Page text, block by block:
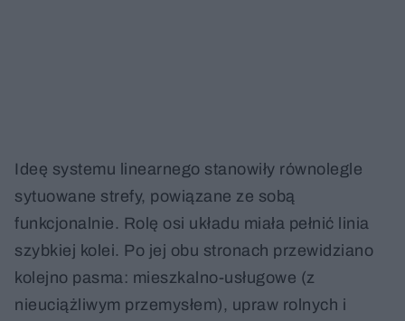
Ideę systemu linearnego stanowiły równolegle
sytuowane strefy, powiązane ze sobą
funkcjonalnie. Rolę osi układu miała pełnić linia
szybkiej kolei. Po jej obu stronach przewidziano
kolejno pasma: mieszkalno-usługowe (z
nieuciążliwym przemysłem), upraw rolnych i